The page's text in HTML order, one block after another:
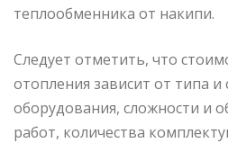
теплообменника от накипи.
Следует отметить, что
отопления зависит от типа и
оборудования, сложности и
работ, количества